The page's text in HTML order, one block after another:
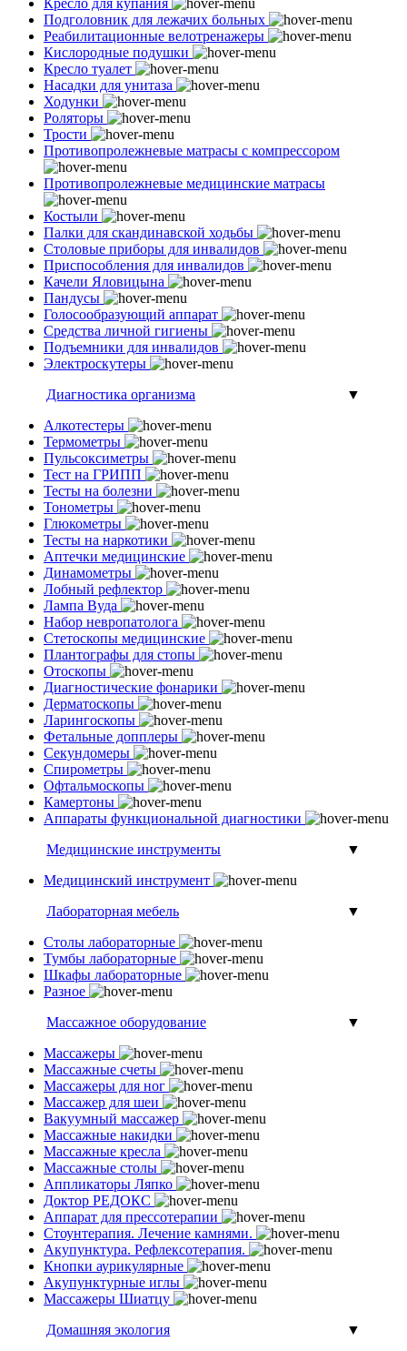
Подголовник для лежачих больных
Реабилитационные велотренажеры
Кислородные подушки
Кресло туалет
Насадки для унитаза
Ходунки
Роляторы
Трости
Противопролежневые матрасы с компрессором
Противопролежневые медицинские матрасы
Костыли
Палки для скандинавской ходьбы
Столовые приборы для инвалидов
Приспособления для инвалидов
Качели Яловицына
Пандусы
Голосообразующий аппарат
Средства личной гигиены
Подъемники для инвалидов
Электроскутеры
Диагностика организма
▼
Алкотестеры
Термометры
Пульсоксиметры
Тест на ГРИПП
Тесты на болезни
Тонометры
Глюкометры
Тесты на наркотики
Аптечки медицинские
Динамометры
Лобный рефлектор
Лампа Вуда
Набор невропатолога
Стетоскопы медицинские
Плантографы для стопы
Отоскопы
Диагностические фонарики
Дерматоскопы
Ларингоскопы
Фетальные допплеры
Секундомеры
Спирометры
Офтальмоскопы
Камертоны
Аппараты функциональной диагностики
Медицинские инструменты
▼
Медицинский инструмент
Лабораторная мебель
▼
Столы лабораторные
Тумбы лабораторные
Шкафы лабораторные
Разное
Массажное оборудование
▼
Массажеры
Массажные счеты
Массажеры для ног
Массажер для шеи
Вакуумный массажер
Массажные накидки
Массажные кресла
Массажные столы
Аппликаторы Ляпко
Доктор РЕДОКС
Аппарат для прессотерапии
Стоунтерапия. Лечение камнями.
Акупунктура. Рефлексотерапия.
Кнопки аурикулярные
Акупунктурные иглы
Массажеры Шиатцу
Домашняя экология
▼